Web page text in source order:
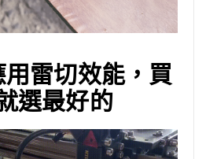
雷切效能，買
選最好的